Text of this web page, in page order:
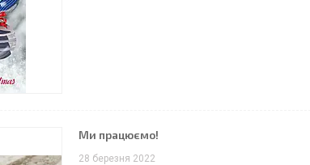
Ми працюємо!
28 березня 2022